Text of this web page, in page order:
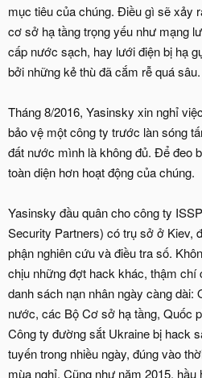
mục tiêu của chúng. Điều gì sẽ xảy
cơ sở hạ tầng trọng yếu như mạng
cấp nước sạch, hay lưới điện bị hạ
bởi những kẻ thù đã cắm rễ quá sâu.
Tháng 8/2016, Yasinsky xin nghỉ
bảo vệ một công ty trước làn sóng
đất nước mình là không đủ. Để đeo
toàn diện hơn hoạt động của chúng.
Yasinsky đầu quân cho công ty
Security Partners) có trụ sở ở Kiev,
phận nghiên cứu và điều tra số.
chịu những đợt hack khác, thậm
danh sách nạn nhân ngày càng dài:
nước, các Bộ Cơ sở hạ tầng, Quốc
Công ty đường sắt Ukraine bị hack
tuyến trong nhiều ngày, đúng vào
mùa nghỉ. Cũng như năm 2015,